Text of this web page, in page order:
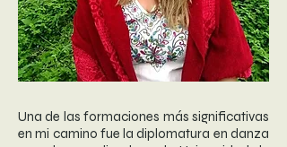
Una de las formaciones más significativas
en mi camino fue la diplomatura en danza